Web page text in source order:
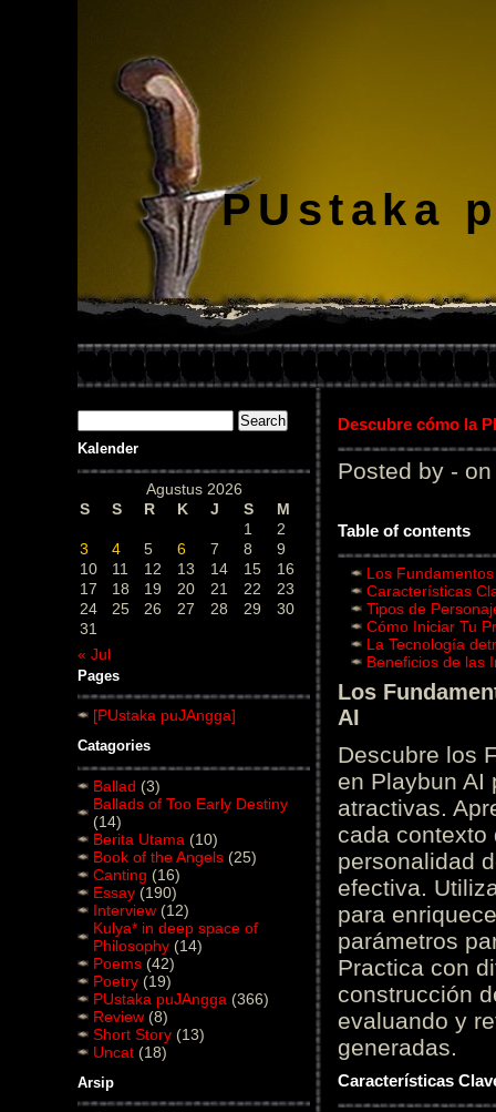
PUstaka
Kalender
Agustus 2026
S
S R K J S
M
1
2
3
4 5 6 7 8
9
10
11 12 13 14 15
16
17
18 19 20 21 22
23
24
25 26 27 28 29
30
31
« Jul
Pages
[PUstaka puJAngga]
Catagories
Ballad (3)
Ballads of Too Early Destiny
(14)
Berita Utama (10)
Book of the Angels (25)
Canting (16)
Essay (190)
Interview (12)
Kulya* in deep space of
Philosophy (14)
Poems (42)
Poetry (19)
PUstaka puJAngga (366)
Review (8)
Short Story (13)
Uncat (18)
Arsip
Descubre cómo la
Posted by - on
Table of contents
Los
Características
Tipos de
Cómo Iniciar Tu
La Tecnología
Beneficios de las
Los
AI
Descubre los
en Playbun AI
atractivas.
cada contexto
personalidad
efectiva.
para
parámetros
Practica con
construcción
evaluando y
generadas.
Características